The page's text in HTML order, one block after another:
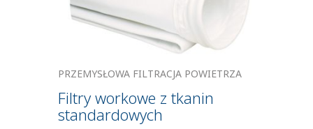
PRZEMYSŁOWA FILTRACJA POWIETRZA
Filtry workowe z tkanin
standardowych